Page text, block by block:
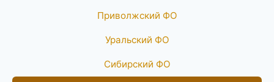
Приволжский ФО
Уральский ФО
Сибирский ФО